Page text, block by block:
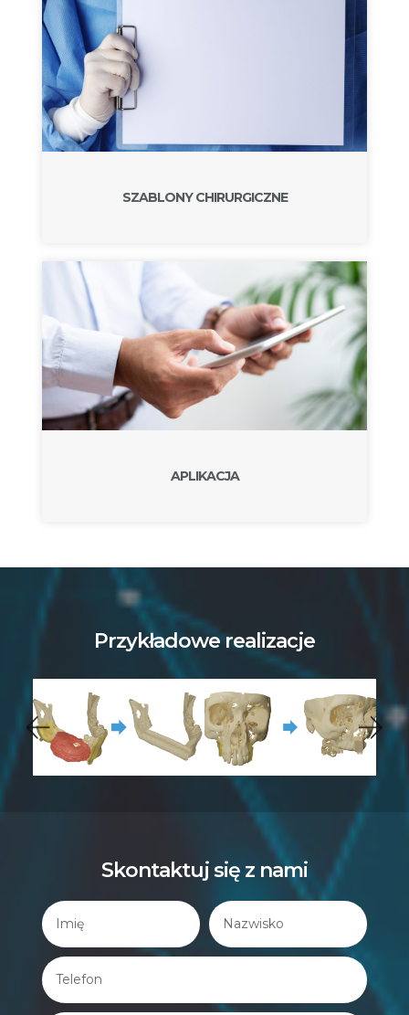
SZABLONY CHIRURGICZNE
APLIKACJA
Przykładowe realizacje
Skontaktuj się z nami